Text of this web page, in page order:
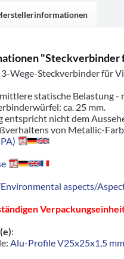
"Steckverbinder
Wege-Steckverbinder für
statische Belastung
ca. 25 mm.
entspricht nicht dem
von Metallic-
aspects/
:
Alu-Profile V25x25x1,5 mm